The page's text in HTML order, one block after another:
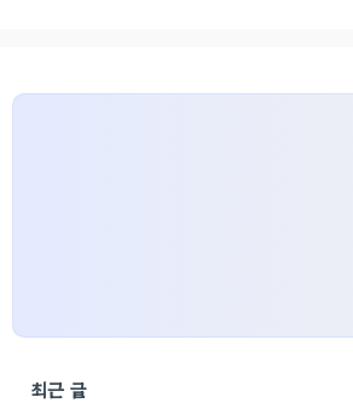
동쪽입구로 들어오거나 서쪽입구로 들어오는
최근 글